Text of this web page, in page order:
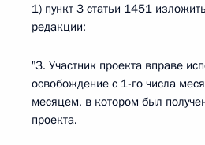
1) пункт 3 статьи 1451
редакции:
"3. Участник проекта вправе
освобождение с 1-го числа
месяцем, в котором был получен
проекта.